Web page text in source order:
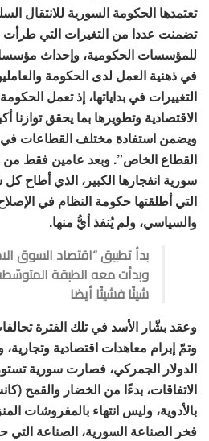
تعتمدها الحكومة السورية للانتقال
تضمنت عددا من التغيرات التي طرأت
للمؤسسات الحكومية، وإحداث
في ذهنية العمل لدى الحكومة
التغييرات في بداياتها، إذ تعمل
الاقتصادية وتطويرها بما يحقق توازنا
ويضمن استفادة مختلف القطاعات في
القطاع الخاص”. وبعد عامين فقط
سورية انفجارها الكبير، الذي أطاح
التي أطلقتها حكومة النظام في
والسياسي، ولم يُنفذ أيُّ منها.
بدأ تطبيق “اقتصاد السوق
وبدأت معه الطبقة
شيئًا فشيئًا أيضا
وعقد بشّار الأسد في تلك الفترة
وتمّ إبرام معاهدات اقتصادية
الدولار الجمركي، فصارت سورية
الاتفاقات، بدءًا من الخضار والقمح
بالأدوية، وليس انتهاء بالمفروشات
فخر الصناعة السورية، الصناعة